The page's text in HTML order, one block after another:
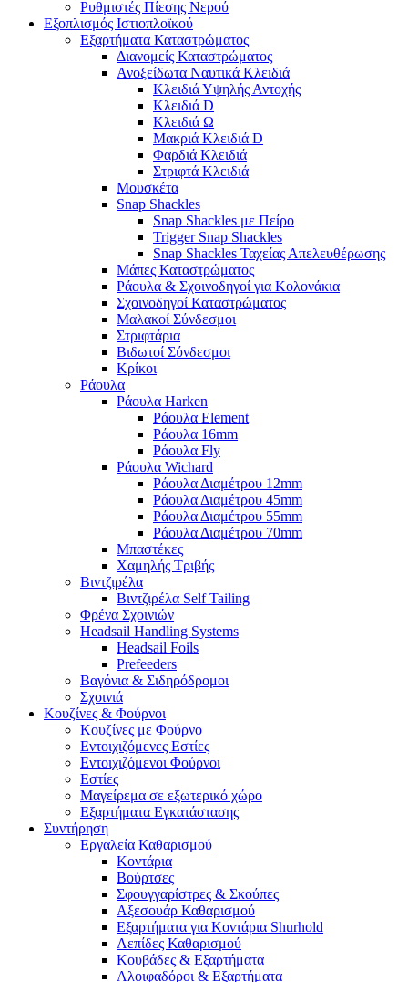
Ρυθμιστές Πίεσης Νερού
Εξοπλισμός Ιστιοπλοϊκού
Εξαρτήματα Καταστρώματος
Διανομείς Καταστρώματος
Ανοξείδωτα Ναυτικά Κλειδιά
Κλειδιά Υψηλής Αντοχής
Κλειδιά D
Κλειδιά Ω
Μακριά Κλειδιά D
Φαρδιά Κλειδιά
Στριφτά Κλειδιά
Μουσκέτα
Snap Shackles
Snap Shackles με Πείρο
Trigger Snap Shackles
Snap Shackles Ταχείας Απελευθέρωσης
Μάπες Καταστρώματος
Ράουλα & Σχοινοδηγοί για Κολονάκια
Σχοινοδηγοί Καταστρώματος
Μαλακοί Σύνδεσμοι
Στριφτάρια
Βιδωτοί Σύνδεσμοι
Κρίκοι
Ράουλα
Ράουλα Harken
Ράουλα Element
Ράουλα 16mm
Ράουλα Fly
Ράουλα Wichard
Ράουλα Διαμέτρου 12mm
Ράουλα Διαμέτρου 45mm
Ράουλα Διαμέτρου 55mm
Ράουλα Διαμέτρου 70mm
Μπαστέκες
Χαμηλής Τριβής
Βιντζιρέλα
Βιντζιρέλα Self Tailing
Φρένα Σχοινιών
Headsail Handling Systems
Headsail Foils
Prefeeders
Βαγόνια & Σιδηρόδρομοι
Σχοινιά
Κουζίνες & Φούρνοι
Κουζίνες με Φούρνο
Εντοιχιζόμενες Εστίες
Εντοιχιζόμενοι Φούρνοι
Εστίες
Μαγείρεμα σε εξωτερικό χώρο
Εξαρτήματα Εγκατάστασης
Συντήρηση
Εργαλεία Καθαρισμού
Κοντάρια
Βούρτσες
Σφουγγαρίστρες & Σκούπες
Αξεσουάρ Καθαρισμού
Εξαρτήματα για Κοντάρια Shurhold
Λεπίδες Καθαρισμού
Κουβάδες & Εξαρτήματα
Αλοιφαδόροι & Εξαρτήματα